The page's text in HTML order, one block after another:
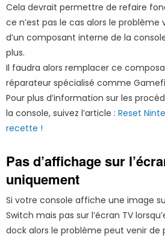
Cela devrait permettre de refaire
ce n’est pas le cas alors le
d’un composant interne de la
plus.
Il faudra alors remplacer ce
réparateur spécialisé comme
Pour plus d’information sur les
la console, suivez l’article : Reset
recette !
Pas d’affichage sur
uniquement
Si votre console affiche une image
Switch mais pas sur l’écran TV
dock alors le problème peut venir de